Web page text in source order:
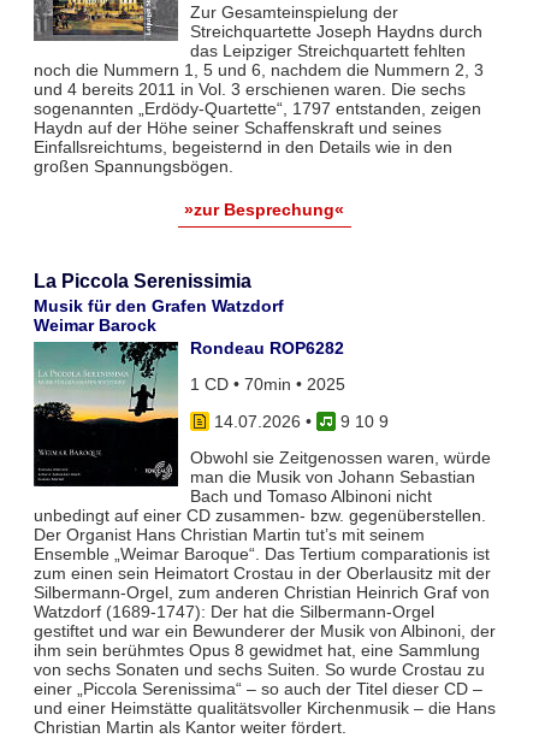
Zur Gesamteinspielung der
Streichquartette Joseph Haydns durch
das Leipziger Streichquartett fehlten
noch die Nummern 1, 5 und 6, nachdem die Nummern 2, 3
und 4 bereits 2011 in Vol. 3 erschienen waren. Die sechs
sogenannten „Erdödy-Quartette“, 1797 entstanden, zeigen
Haydn auf der Höhe seiner Schaffenskraft und seines
Einfallsreichtums, begeisternd in den Details wie in den
großen Spannungsbögen.
»zur Besprechung«
La Piccola Serenissimia
Musik für den Grafen Watzdorf
Weimar Barock
Rondeau ROP6282
1 CD • 70min • 2025
14.07.2026 •
9 10 9
Obwohl sie Zeitgenossen waren, würde
man die Musik von Johann Sebastian
Bach und Tomaso Albinoni nicht
unbedingt auf einer CD zusammen- bzw. gegenüberstellen.
Der Organist Hans Christian Martin tut’s mit seinem
Ensemble „Weimar Baroque“. Das Tertium comparationis ist
zum einen sein Heimatort Crostau in der Oberlausitz mit der
Silbermann-Orgel, zum anderen Christian Heinrich Graf von
Watzdorf (1689-1747): Der hat die Silbermann-Orgel
gestiftet und war ein Bewunderer der Musik von Albinoni, der
ihm sein berühmtes Opus 8 gewidmet hat, eine Sammlung
von sechs Sonaten und sechs Suiten. So wurde Crostau zu
einer „Piccola Serenissima“ – so auch der Titel dieser CD –
und einer Heimstätte qualitätsvoller Kirchenmusik – die Hans
Christian Martin als Kantor weiter fördert.